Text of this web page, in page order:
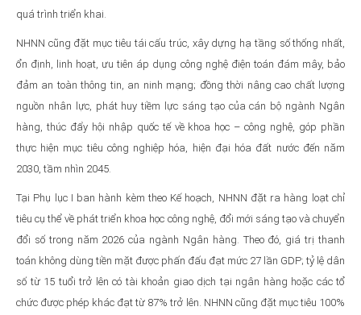
quá trình triển khai.
NHNN cũng đặt mục tiêu tái cấu trúc, xây dựng hạ tầng số thống nhất,
ổn định, linh hoạt, ưu tiên áp dụng công nghệ điện toán đám mây, bảo
đảm an toàn thông tin, an ninh mạng; đồng thời nâng cao chất lượng
nguồn nhân lực, phát huy tiềm lực sáng tạo của cán bộ ngành Ngân
hàng, thúc đẩy hội nhập quốc tế về khoa học – công nghệ, góp phần
thực hiện mục tiêu công nghiệp hóa, hiện đại hóa đất nước đến năm
2030, tầm nhìn 2045.
Tại Phụ lục I ban hành kèm theo Kế hoạch, NHNN đặt ra hàng loạt chỉ
tiêu cụ thể về phát triển khoa học công nghệ, đổi mới sáng tạo và chuyển
đổi số trong năm 2026 của ngành Ngân hàng. Theo đó, giá trị thanh
toán không dùng tiền mặt được phấn đấu đạt mức 27 lần GDP; tỷ lệ dân
số từ 15 tuổi trở lên có tài khoản giao dịch tại ngân hàng hoặc các tổ
chức được phép khác đạt từ 87% trở lên. NHNN cũng đặt mục tiêu 100%